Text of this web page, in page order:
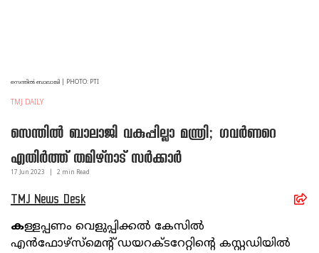
സെന്തിൽ ബാലാജി | PHOTO: PTI
TMJ DAILY
സെന്തിൽ ബാലാജി വകുപ്പില്ലാ മന്ത്രി; ഗവർണറെ
എതിർത്ത് തമിഴ്‌നാട് സർക്കാർ
17 Jun 2023 2 min Read
TMJ News Desk
കള്ളപ്പണം വെളുപ്പിക്കൽ കേസിൽ
എൻഫോഴ്‌സ്‌മെന്റ് ഡയറക്ടറേറ്റിന്റെ കസ്റ്റഡിയിൽ